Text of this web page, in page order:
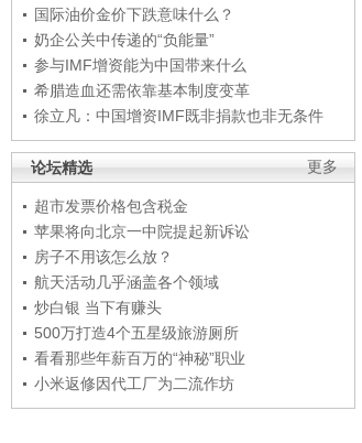
国际油价金价下跌意味什么？
奶企公关中传递的“负能量”
参与IMF增资能为中国带来什么
希腊造血还需依靠基本制度变革
徐立凡：中国增资IMF既非捐款也非无条件
更多
论坛精选
超市发票价格包含税金
苹果将向北京一中院提起新诉讼
房子不用该怎么放？
航天活动几乎涵盖各个领域
炒白银 当下有赚头
500万打造4个五星级旅游厕所
看看那些年薪百万的“神秘”职业
小米返修因代工厂为二流作坊